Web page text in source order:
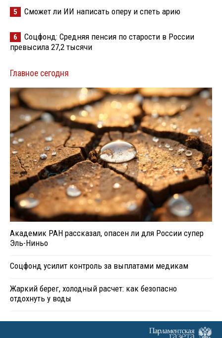
5 Сможет ли ИИ написать оперу и спеть арию
6
Соцфонд: Средняя пенсия по старости в России
превысила 27,2 тысячи
Главное сегодня
Академик РАН рассказал, опасен ли для России супер
Эль-Ниньо
Соцфонд усилит контроль за выплатами медикам
Жаркий берег, холодный расчет: как безопасно
отдохнуть у воды